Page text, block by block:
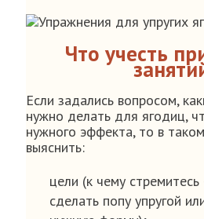
Что учесть
Если задались вопросом,
нужно делать для ягодиц,
нужного эффекта, то в
выяснить:
цели (к чему
сделать попу упругой